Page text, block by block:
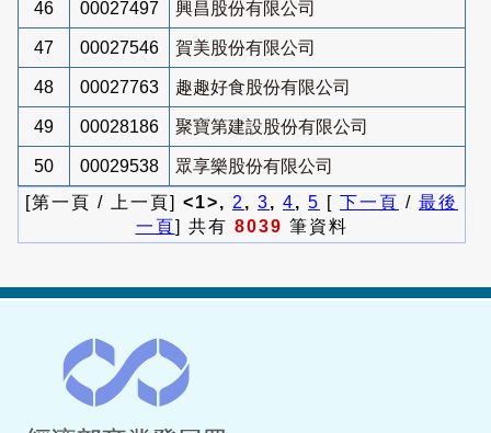
46 00027497 興昌股份有限公司
47 00027546 賀美股份有限公司
48 00027763 趣趣好食股份有限公司
49 00028186 聚寶第建設股份有限公司
50 00029538
眾享樂股份有限公司
[第一頁 / 上一頁] <1>, 2 , 3, 4, 5 [ 下一頁 / 最後
一頁] 共有 8039 筆資料